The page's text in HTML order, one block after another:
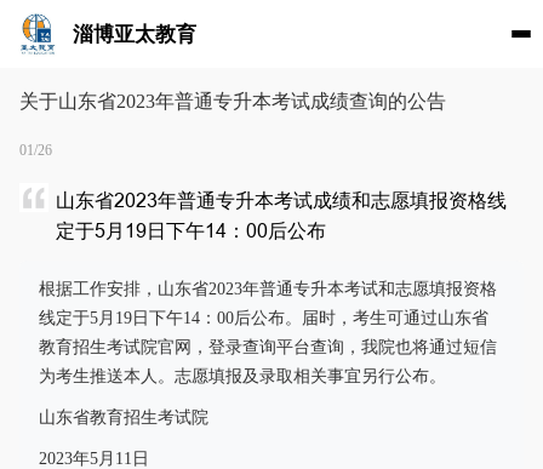
淄博亚太教育
关于山东省2023年普通专升本考试成绩查询的公告
01/26
山东省2023年普通专升本考试成绩和志愿填报资格线
定于5月19日下午14：00后公布
根据工作安排，山东省2023年普通专升本考试和志愿填报资格
线定于5月19日下午14：00后公布。届时，考生可通过山东省
教育招生考试院官网，登录查询平台查询，我院也将通过短信
为考生推送本人。志愿填报及录取相关事宜另行公布。
山东省教育招生考试院
2023年5月11日